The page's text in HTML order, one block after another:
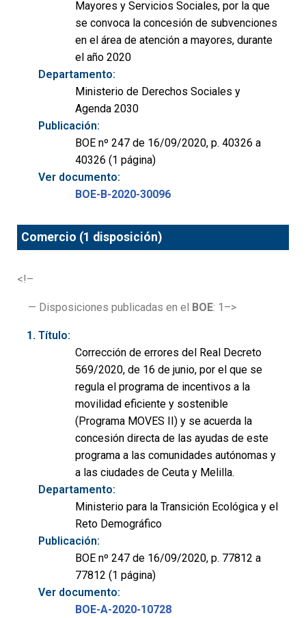
Mayores y Servicios Sociales, por la que
se convoca la concesión de subvenciones
en el área de atención a mayores, durante
el año 2020
Departamento:
Ministerio de Derechos Sociales y
Agenda 2030
Publicación:
BOE nº 247 de 16/09/2020, p. 40326 a
40326 (1 página)
Ver documento:
BOE-B-2020-30096
Comercio (1 disposición)
<!–
— Disposiciones publicadas en el BOE: 1–>
Título:
Corrección de errores del Real Decreto
569/2020, de 16 de junio, por el que se
regula el programa de incentivos a la
movilidad eficiente y sostenible
(Programa MOVES II) y se acuerda la
concesión directa de las ayudas de este
programa a las comunidades autónomas y
a las ciudades de Ceuta y Melilla.
Departamento:
Ministerio para la Transición Ecológica y el
Reto Demográfico
Publicación:
BOE nº 247 de 16/09/2020, p. 77812 a
77812 (1 página)
Ver documento:
BOE-A-2020-10728